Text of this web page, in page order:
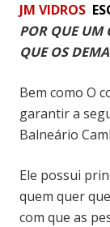
JM VIDROS
POR QUE UM
QUE OS
Bem como O
garantir a
Balneário
Ele possui
quem quer
com que as